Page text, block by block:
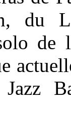
du
de
Jazz